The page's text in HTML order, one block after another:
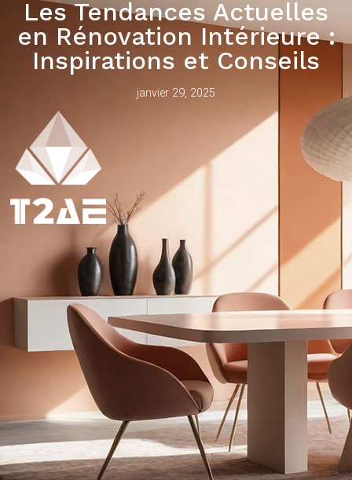
Les Tendances Actuelles
en Rénovation Intérieure :
Inspirations et Conseils
janvier 29, 2025